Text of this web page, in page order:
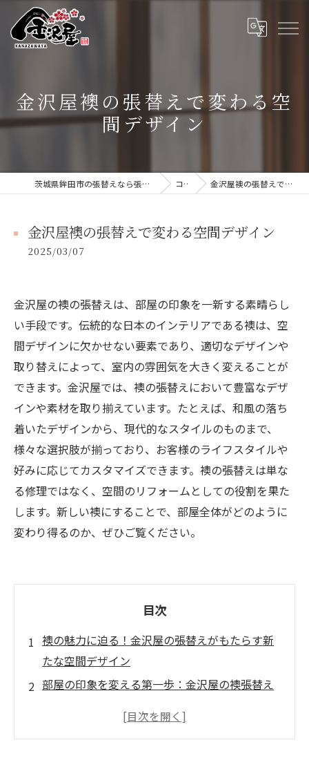
金沢屋襖の張替えで変わる空
間デザイン
茨城県鉾田市の張替えなら張替本舗 金沢屋 大洗・鹿嶋店 コラム 金沢屋襖の張替えで変わる空間デザイン
金沢屋襖の張替えで変わる空間デザイン
2025/03/07
金沢屋の襖の張替えは、部屋の印象を一新する素晴らし
い手段です。伝統的な日本のインテリアである襖は、空
間デザインに欠かせない要素であり、適切なデザインや
取り替えによって、室内の雰囲気を大きく変えることが
できます。金沢屋では、襖の張替えにおいて豊富なデザ
インや素材を取り揃えています。たとえば、和風の落ち
着いたデザインから、現代的なスタイルのものまで、
様々な選択肢が揃っており、お客様のライフスタイルや
好みに応じてカスタマイズできます。襖の張替えは単な
る修理ではなく、空間のリフォームとしての役割を果た
します。新しい襖にすることで、部屋全体がどのように
変わり得るのか、ぜひご覧ください。
目次
襖の魅力に迫る！金沢屋の張替えがもたらす新
たな空間デザイン
部屋の印象を変える第一歩：金沢屋の襖張替え
豊富なデザイン選択肢：金沢屋の襖が叶える理